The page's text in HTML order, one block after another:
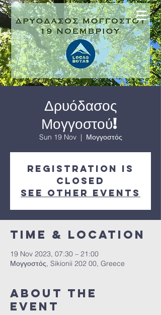
Δρυόδασος
Μογγοστού!
Sun 19 Nov
  |
Μογγοστός
Registration is
closed
See other events
Time & Location
19 Nov 2023, 07:30 – 21:00
Μογγοστός, Sikionii 202 00, Greece
About the
event